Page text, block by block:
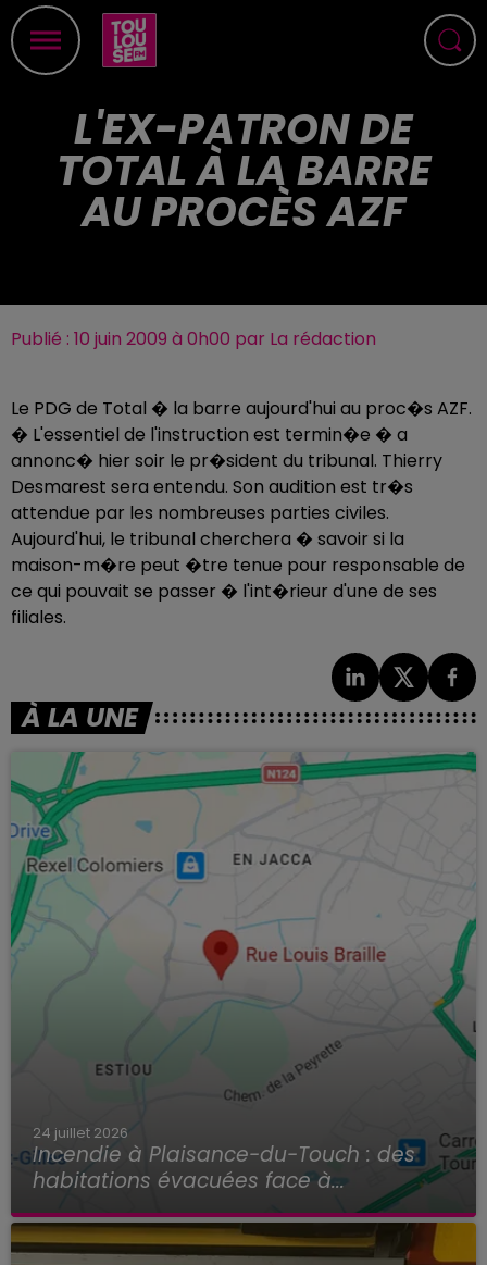
L'EX-PATRON DE
TOTAL À LA BARRE
AU PROCÈS AZF
Publié : 10 juin 2009 à 0h00 par La rédaction
Le PDG de Total � la barre aujourd'hui au proc�s AZF.
� L'essentiel de l'instruction est termin�e � a
annonc� hier soir le pr�sident du tribunal. Thierry
Desmarest sera entendu. Son audition est tr�s
attendue par les nombreuses parties civiles.
Aujourd'hui, le tribunal cherchera � savoir si la
maison-m�re peut �tre tenue pour responsable de
ce qui pouvait se passer � l'int�rieur d'une de ses
filiales.
À LA UNE
24 juillet 2026
Incendie à Plaisance-du-Touch : des
habitations évacuées face à...